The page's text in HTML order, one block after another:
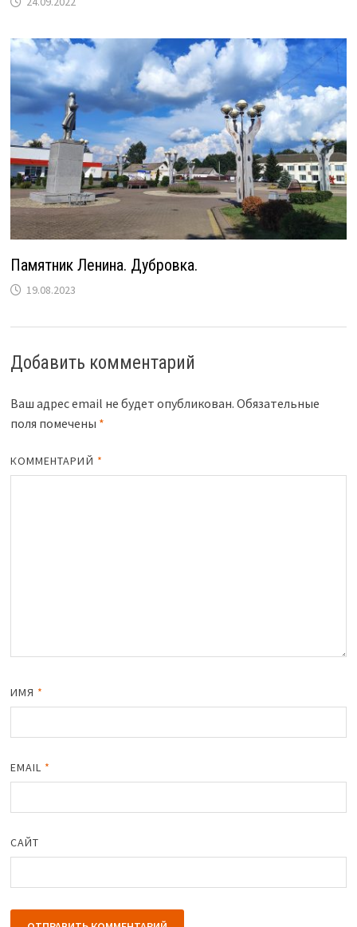
Памятник Ленина. Дубровка.
19.08.2023
Добавить комментарий
Ваш адрес email не будет опубликован. Обязательные
поля помечены *
КОММЕНТАРИЙ *
ИМЯ *
EMAIL *
САЙТ